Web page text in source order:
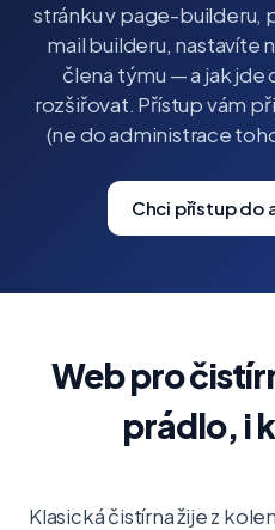
stránku v page-builderu,
mail builderu,
člena týmu — a jak
rozšiřovat. Přístup vám
(ne do administrace
Chci přístup do
Web pro
prádlo, i
Klasická čistírna žije z